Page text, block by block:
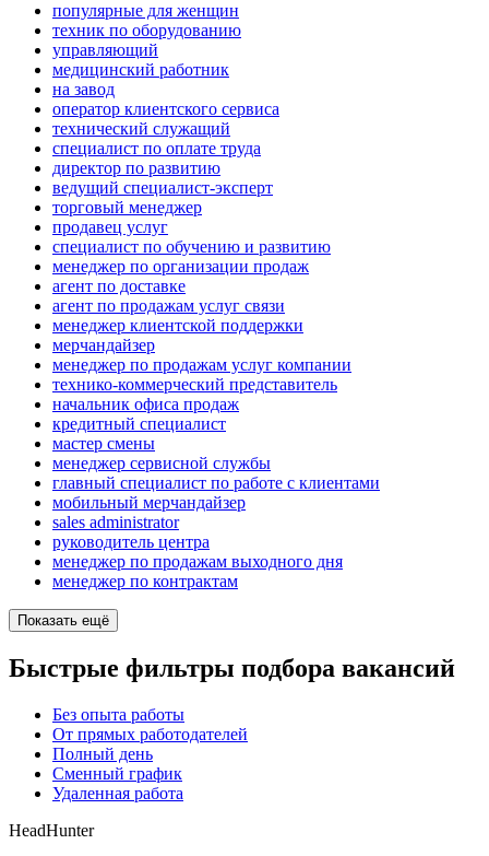
популярные для женщин
техник по оборудованию
управляющий
медицинский работник
на завод
оператор клиентского сервиса
технический служащий
специалист по оплате труда
директор по развитию
ведущий специалист-эксперт
торговый менеджер
продавец услуг
специалист по обучению и развитию
менеджер по организации продаж
агент по доставке
агент по продажам услуг связи
менеджер клиентской поддержки
мерчандайзер
менеджер по продажам услуг компании
технико-коммерческий представитель
начальник офиса продаж
кредитный специалист
мастер смены
менеджер сервисной службы
главный специалист по работе с клиентами
мобильный мерчандайзер
sales administrator
руководитель центра
менеджер по продажам выходного дня
менеджер по контрактам
Показать ещё
Быстрые фильтры подбора вакансий
Без опыта работы
От прямых работодателей
Полный день
Сменный график
Удаленная работа
HeadHunter